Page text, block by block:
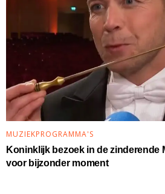
MUZIEKPROGRAMMA'S
Koninklijk bezoek in de zinderende
voor bijzonder moment